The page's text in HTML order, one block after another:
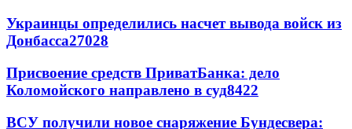
Украинцы определились насчет вывода войск из
Донбасса27028
Присвоение средств ПриватБанка: дело
Коломойского направлено в суд8422
ВСУ получили новое снаряжение Бундесвера: